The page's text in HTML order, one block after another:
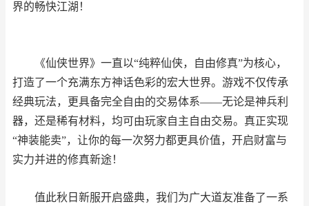
界的畅快江湖！
《仙侠世界》一直以“纯粹仙侠，自由修真”为核心，
打造了一个充满东方神话色彩的宏大世界。游戏不仅传承
经典玩法，更具备完全自由的交易体系——无论是神兵利
器，还是稀有材料，均可由玩家自主自由交易。真正实现
“神装能卖”，让你的每一次努力都更具价值，开启财富与
实力并进的修真新途！
值此秋日新服开启盛典，我们为广大道友准备了一系